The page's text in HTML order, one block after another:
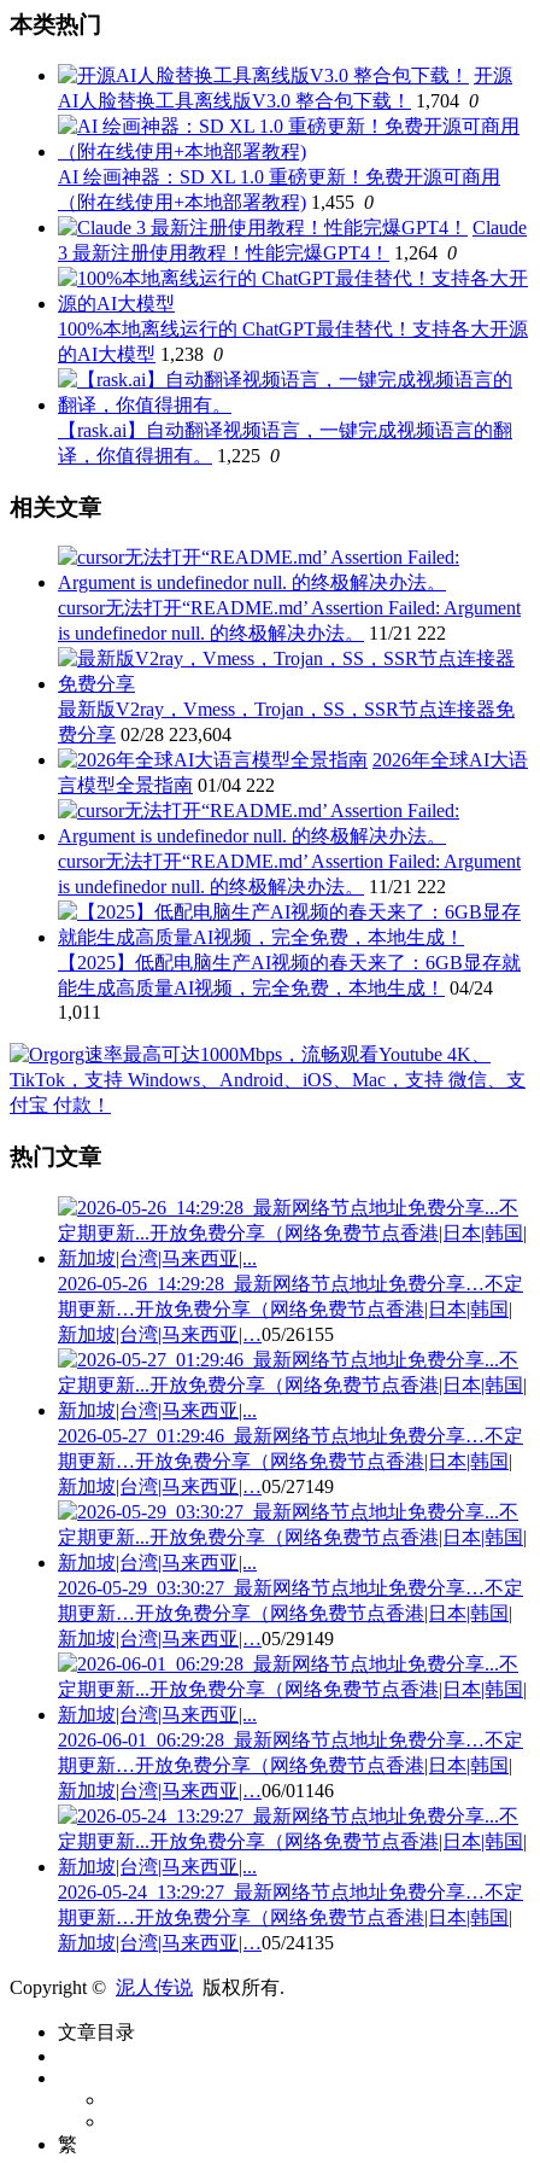
本类热门
开源
AI人脸替换工具离线版V3.0 整合包下载！
1,704 0
AI 绘画神器：SD XL 1.0 重磅更新！免费开源可商用
（附在线使用+本地部署教程) 1,455 0
Claude
3 最新注册使用教程！性能完爆GPT4！
1,264 0
100%本地离线运行的 ChatGPT最佳替代！支持各大开源
的AI大模型 1,238 0
【rask.ai】自动翻译视频语言，一键完成视频语言的翻
译，你值得拥有。
1,225 0
相关文章
cursor无法打开“README.md’ Assertion Failed: Argument
is undefinedor null. 的终极解决办法。
11/21 222
最新版V2ray，Vmess，Trojan，SS，SSR节点连接器免
费分享 02/28 223,604
2026年全球AI大语
言模型全景指南 01/04 222
cursor无法打开“README.md’ Assertion Failed: Argument
is undefinedor null. 的终极解决办法。
11/21 222
【2025】低配电脑生产AI视频的春天来了：6GB显存就
能生成高质量AI视频，完全免费，本地生成！
04/24
1,011
热门文章
2026-05-26_14:29:28_最新网络节点地址免费分享…不定
期更新…开放免费分享（网络免费节点香港|日本|韩国|
新加坡|台湾|马来西亚|…05/26155
2026-05-27_01:29:46_最新网络节点地址免费分享…不定
期更新…开放免费分享（网络免费节点香港|日本|韩国|
新加坡|台湾|马来西亚|…05/27149
2026-05-29_03:30:27_最新网络节点地址免费分享…不定
期更新…开放免费分享（网络免费节点香港|日本|韩国|
新加坡|台湾|马来西亚|…05/29149
2026-06-01_06:29:28_最新网络节点地址免费分享…不定
期更新…开放免费分享（网络免费节点香港|日本|韩国|
新加坡|台湾|马来西亚|…06/01 146
2026-05-24_13:29:27_最新网络节点地址免费分享…不定
期更新…开放免费分享（网络免费节点香港|日本|韩国|
新加坡|台湾|马来西亚|…05/24135
Copyright © 泥人传说 版权所有.
文章目录
繁